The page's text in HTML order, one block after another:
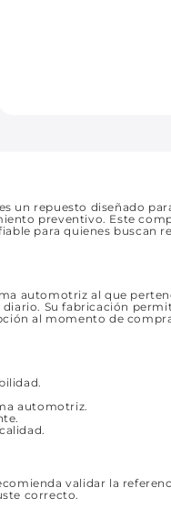
un repuesto diseñado
preventivo. Este
para quienes buscan
automotriz al que
Su fabricación
al momento de
automotriz.
validar la
correcto.